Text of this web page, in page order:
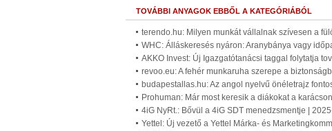
TOVÁBBI ANYAGOK EBBŐL A KATEGÓRIÁBÓL
terendo.hu: Milyen munkát vállalnak szívesen a
WHC: Álláskeresés nyáron: Aranybánya vagy
AKKO Invest: Új Igazgatótanácsi taggal folytatja
revoo.eu: A fehér munkaruha szerepe a
budapestallas.hu: Az angol nyelvű önéletrajz
Prohuman: Már most keresik a diákokat a
4iG NyRt.: Bővül a 4iG SDT menedzsmentje |
Yettel: Új vezető a Yettel Márka- és